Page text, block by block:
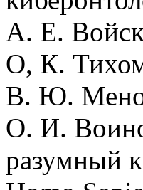
А. Е.
О, К.
В. Ю.
О. И.
разумный